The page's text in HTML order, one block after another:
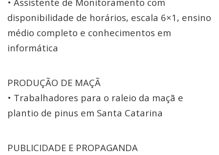
disponibilidade de horários, escala 6×1, ensino
médio completo e conhecimentos em
informática
PRODUÇÃO DE MAÇÃ
• Trabalhadores para o raleio da maçã e
plantio de pinus em Santa Catarina
PUBLICIDADE E PROPAGANDA